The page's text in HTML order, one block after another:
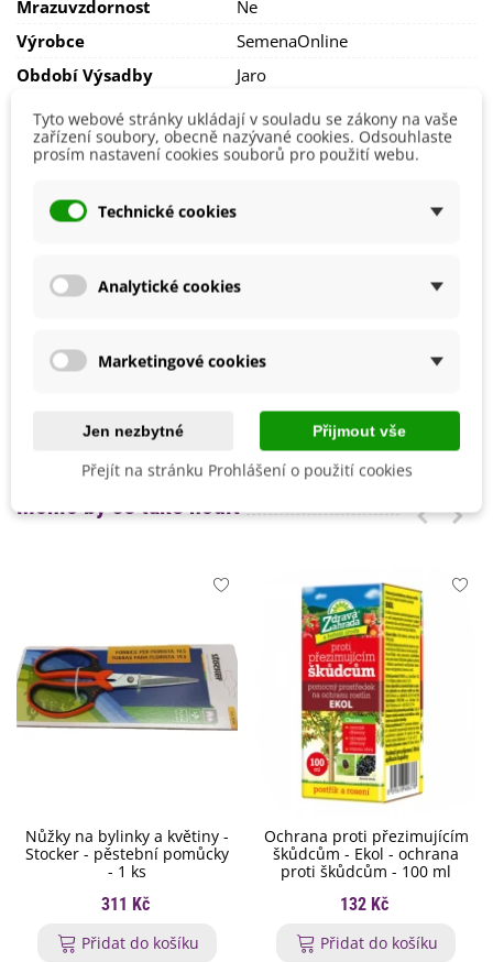
Mrazuvzdornost
Ne
Výrobce
SemenaOnline
Období Výsadby
Jaro
Jak balíme cibulky?
postupem k pěstování.
druhu nabalíme dohromady
Cibulky ručně balíme v den odeslání. Bezprostředně po
Mohlo by se také hodit
Nůžky na bylinky a květiny -
Stocker - pěstební pomůcky
- 1 ks
311 Kč
Přidat do košíku
Ochrana proti přezimujícím
škůdcům - Ekol - ochrana
proti škůdcům - 100 ml
132 Kč
Přidat do košíku
Tyto webové stránky ukládají v souladu se zákony na vaše
zařízení soubory, obecně nazývané cookies. Odsouhlaste
prosím nastavení cookies souborů pro použití webu.
Technické cookies
Analytické cookies
Marketingové cookies
Jen nezbytné Přijmout vše
Přejít na stránku Prohlášení o použití cookies